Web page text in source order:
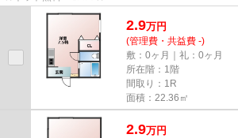
2.9万円
(管理費・共益費 -)
敷：0ヶ月｜礼：0ヶ月
所在階：1階
間取り：1R
面積：22.36㎡
2.9万円